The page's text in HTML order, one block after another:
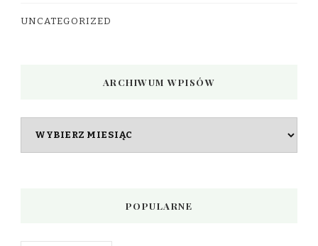
UNCATEGORIZED
ARCHIWUM WPISÓW
POPULARNE